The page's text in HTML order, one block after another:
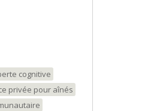
cognitive
privée pour aînés